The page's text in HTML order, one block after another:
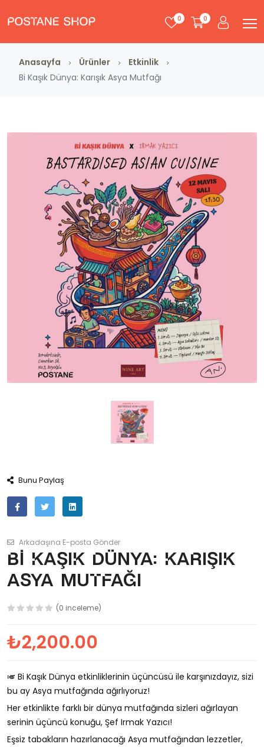
0 0
Anasayfa Ürünler
Etkinlik
Bi Kaşık Dünya: Karışık Asya Mutfağı
Bunu Paylaş
Arkadaşına E-posta Gönder
Bi Kaşık Dünya: Karışık
Asya Mutfağı
(0 inceleme)
₺2,200.00
🎺 Bi Kaşık Dünya etkinliklerinin üçüncüsü ile karşınızdayız, sizi
bu ay Asya mutfağında ağırlıyoruz!
Her etkinlikte farklı bir dünya mutfağında sizleri ağırlayan
serinin üçüncü konuğu, Şef Irmak Yazıcı!
Eşsiz tabakların hazırlanacağı Asya mutfağından lezzetler,